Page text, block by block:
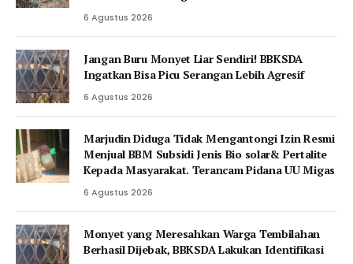
6 Agustus 2026
Jangan Buru Monyet Liar Sendiri! BBKSDA
Ingatkan Bisa Picu Serangan Lebih Agresif
6 Agustus 2026
Marjudin Diduga Tidak Mengantongi Izin Resmi
Menjual BBM Subsidi Jenis Bio solar& Pertalite
Kepada Masyarakat. Terancam Pidana UU Migas
6 Agustus 2026
Monyet yang Meresahkan Warga Tembilahan
Berhasil Dijebak, BBKSDA Lakukan Identifikasi